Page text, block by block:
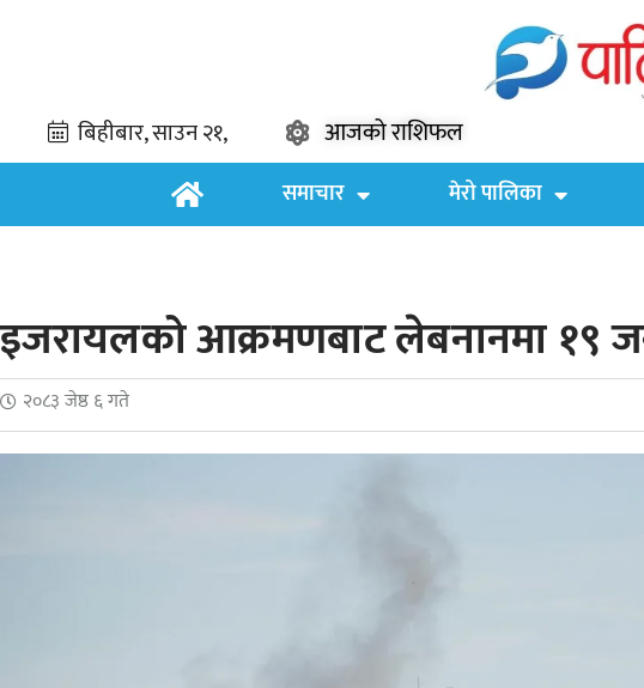
आजको राशिफल
समाचार मेरो पालिका
इजरायलको आक्रमणबाट लेबनानमा १९
२०८३ जेष्ठ ६ गते